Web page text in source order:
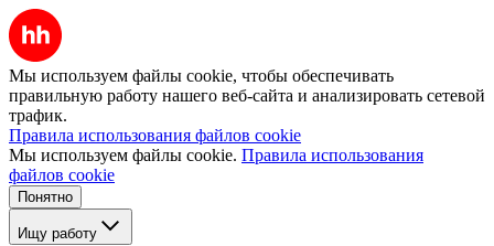
Мы используем файлы cookie, чтобы обеспечивать
правильную работу нашего веб-сайта и анализировать сетевой
трафик.
Правила использования файлов cookie
Мы используем файлы cookie. Правила использования
файлов cookie
Понятно
Ищу работу